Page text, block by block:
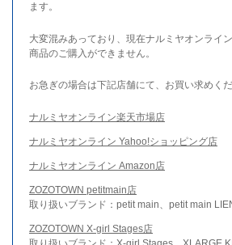
ます。
大変混みあっており、現在ナルミヤオンライ
商品のご購入ができません。
お急ぎの場合は下記店舗にて、お買い求めくだ
ナルミヤオンライン楽天市場店
ナルミヤオンライン Yahoo!ショッピング店
ナルミヤオンライン Amazon店
ZOZOTOWN petitmain店
取り扱いブランド：petit main、petit main
ZOZOTOWN X-girl Stages店